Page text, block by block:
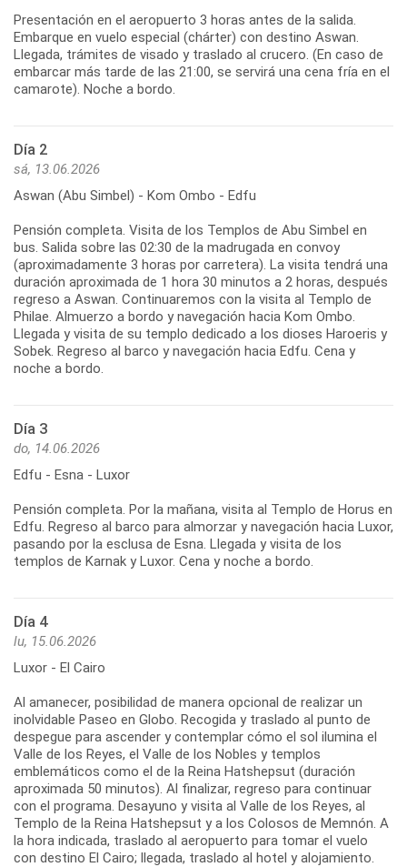
Presentación en el aeropuerto 3 horas antes de la salida.
Embarque en vuelo especial (chárter) con destino Aswan.
Llegada, trámites de visado y traslado al crucero. (En caso de
embarcar más tarde de las 21:00, se servirá una cena fría en el
camarote). Noche a bordo.
Día 2
sá, 13.06.2026
Aswan (Abu Simbel) - Kom Ombo - Edfu
Pensión completa. Visita de los Templos de Abu Simbel en
bus. Salida sobre las 02:30 de la madrugada en convoy
(aproximadamente 3 horas por carretera). La visita tendrá una
duración aproximada de 1 hora 30 minutos a 2 horas, después
regreso a Aswan. Continuaremos con la visita al Templo de
Philae. Almuerzo a bordo y navegación hacia Kom Ombo.
Llegada y visita de su templo dedicado a los dioses Haroeris y
Sobek. Regreso al barco y navegación hacia Edfu. Cena y
noche a bordo.
Día 3
do, 14.06.2026
Edfu - Esna - Luxor
Pensión completa. Por la mañana, visita al Templo de Horus en
Edfu. Regreso al barco para almorzar y navegación hacia Luxor,
pasando por la esclusa de Esna. Llegada y visita de los
templos de Karnak y Luxor. Cena y noche a bordo.
Día 4
lu, 15.06.2026
Luxor - El Cairo
Al amanecer, posibilidad de manera opcional de realizar un
inolvidable Paseo en Globo. Recogida y traslado al punto de
despegue para ascender y contemplar cómo el sol ilumina el
Valle de los Reyes, el Valle de los Nobles y templos
emblemáticos como el de la Reina Hatshepsut (duración
aproximada 50 minutos). Al finalizar, regreso para continuar
con el programa. Desayuno y visita al Valle de los Reyes, al
Templo de la Reina Hatshepsut y a los Colosos de Memnón. A
la hora indicada, traslado al aeropuerto para tomar el vuelo
con destino El Cairo; llegada, traslado al hotel y alojamiento.